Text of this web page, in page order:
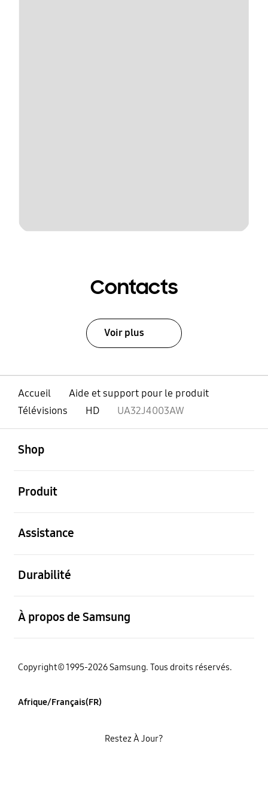
Contacts
Voir plus
Accueil
Aide et support pour le produit
Télévisions
HD UA32J4003AW
Shop
Produit
Assistance
Durabilité
À propos de Samsung
Copyright© 1995-2026 Samsung. Tous droits réservés.
Afrique/Français(FR)
Restez À Jour?